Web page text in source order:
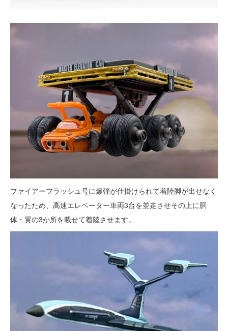
ファイアーフラッシュ号に爆弾が仕掛けられて着陸脚が出せなく
なったため、高速エレベーター車両3台を並走させその上に胴
体・翼の3か所を載せて着陸させます。